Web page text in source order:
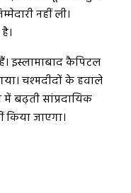
नहीं ली।
इस्लामाबाद कैपिटल
चश्मदीदों के हवाले
बढ़ती सांप्रदायिक
किया जाएगा।